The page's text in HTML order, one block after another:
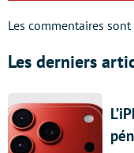
Les commentaires sont
Les derniers